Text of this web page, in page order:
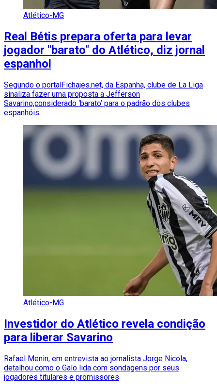
Atlético-MG
Real Bétis prepara oferta para levar
jogador "barato" do Atlético, diz jornal
espanhol
Segundo o portalFichajes.net, da Espanha, clube de La Liga
sinaliza fazer uma proposta a Jefferson
Savarino,considerado ‘barato’ para o padrão dos clubes
espanhóis
Atlético-MG
Investidor do Atlético revela condição
para liberar Savarino
Rafael Menin, em entrevista ao jornalista Jorge Nicola,
detalhou como o Galo lida com sondagens por seus
jogadores titulares e promissores